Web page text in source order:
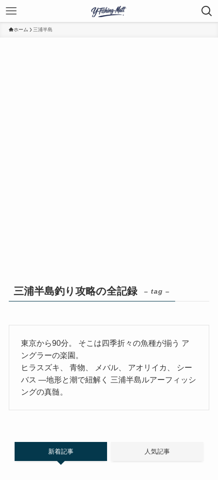
ホーム 三浦半島
三浦半島釣り攻略の全記録 – tag –
東京から90分。 そこは四季折々の魚種が揃う ア
ングラーの楽園。
ヒラスズキ、 青物、 メバル、 アオリイカ、 シー
バス —地形と潮で紐解く 三浦半島ルアーフィッシ
ングの真髄。
新着記事 人気記事